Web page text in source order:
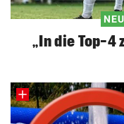
„In die Top-4